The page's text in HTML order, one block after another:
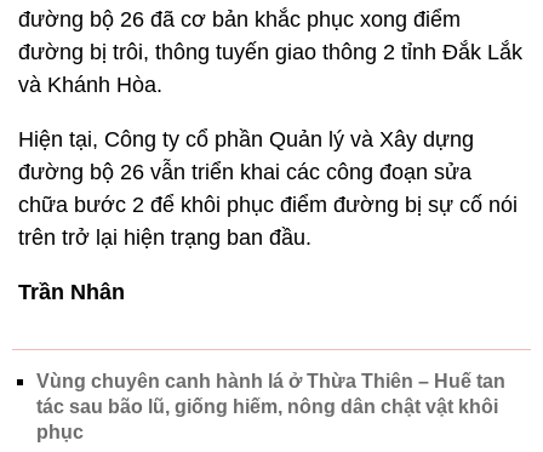
đường bộ 26 đã cơ bản khắc phục xong điểm
đường bị trôi, thông tuyến giao thông 2 tỉnh Đắk Lắk
và Khánh Hòa.
Hiện tại, Công ty cổ phần Quản lý và Xây dựng
đường bộ 26 vẫn triển khai các công đoạn sửa
chữa bước 2 để khôi phục điểm đường bị sự cố nói
trên trở lại hiện trạng ban đầu.
Trần Nhân
Vùng chuyên canh hành lá ở Thừa Thiên – Huế tan
tác sau bão lũ, giống hiếm, nông dân chật vật khôi
phục